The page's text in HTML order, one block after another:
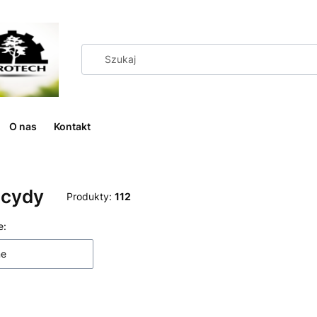
O nas Kontakt
Produkty: 112